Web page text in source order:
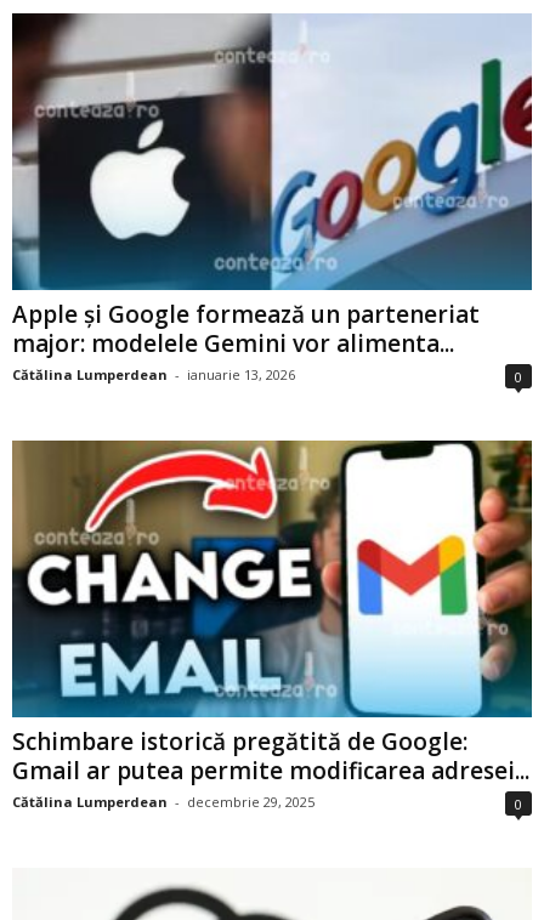
Apple și Google formează un parteneriat
major: modelele Gemini vor alimenta...
Cătălina Lumperdean - ianuarie 13, 2026 0
Schimbare istorică pregătită de Google:
Gmail ar putea permite modificarea adresei...
Cătălina Lumperdean - decembrie 29, 2025 0